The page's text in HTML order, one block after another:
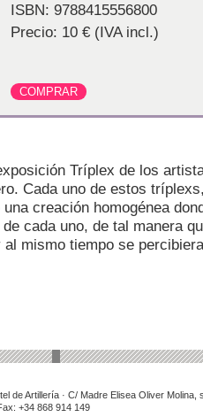
ISBN: 9788415556800
Precio: 10 € (IVA incl.)
Tríplex de los
Cada uno de estos
creación homogénea
cada uno, de tal manera
al mismo tiempo se
de Artillería · C/ Madre Elisea Oliver
+34 868 914 149